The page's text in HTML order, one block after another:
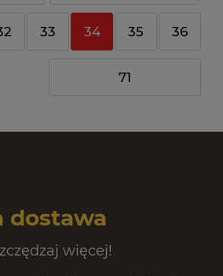
33 34 35 36
71
dostawa
więcej!